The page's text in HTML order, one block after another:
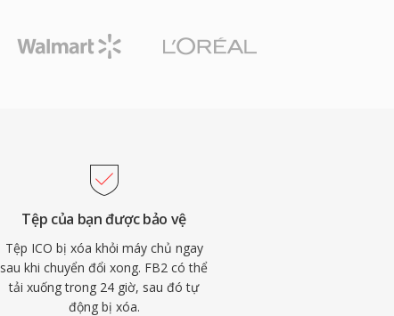
Tệp của bạn được bảo vệ
Tệp ICO bị xóa khỏi máy chủ ngay
sau khi chuyển đổi xong. FB2 có thể
tải xuống trong 24 giờ, sau đó tự
động bị xóa.